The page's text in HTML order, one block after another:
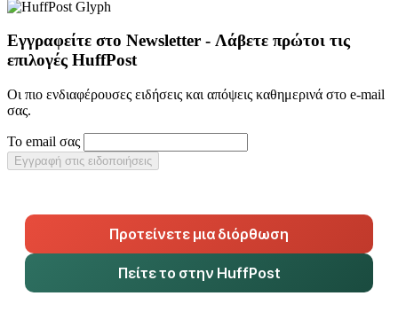
Εγγραφείτε στο Newsletter - Λάβετε πρώτοι τις
επιλογές HuffPost
Οι πιο ενδιαφέρουσες ειδήσεις και απόψεις καθημερινά στο e-mail
σας.
Το email σας
Εγγραφή στις ειδοποιήσεις
Προτείνετε μια διόρθωση
Πείτε το στην HuffPost